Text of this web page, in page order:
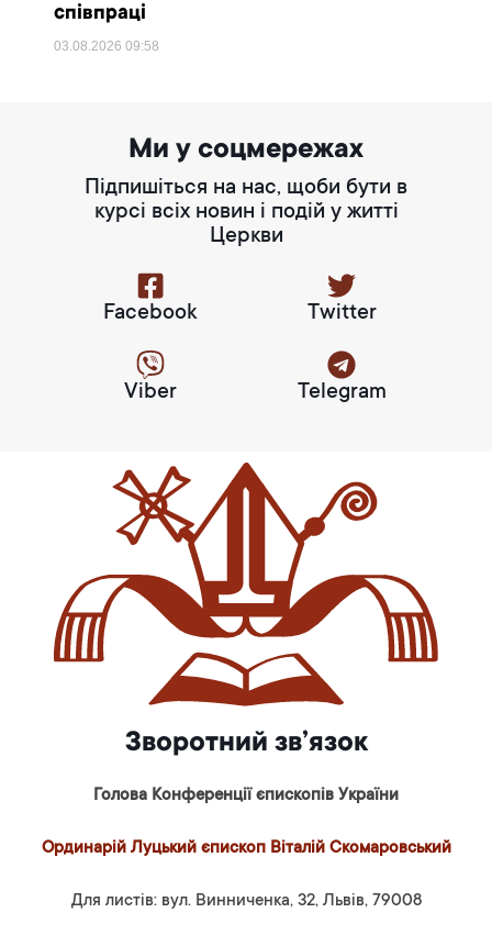
співпраці
03.08.202609:58
Ми у соцмережах
Підпишіться на нас, щоби бути в
курсі всіх новин і подій у житті
Церкви
Facebook Twitter
Viber Telegram
Зворотний зв’язок
Голова Конференції єпископів України
Ординарій Луцький єпископ Віталій Скомаровський
Для листів: вул. Винниченка, 32, Львів, 79008